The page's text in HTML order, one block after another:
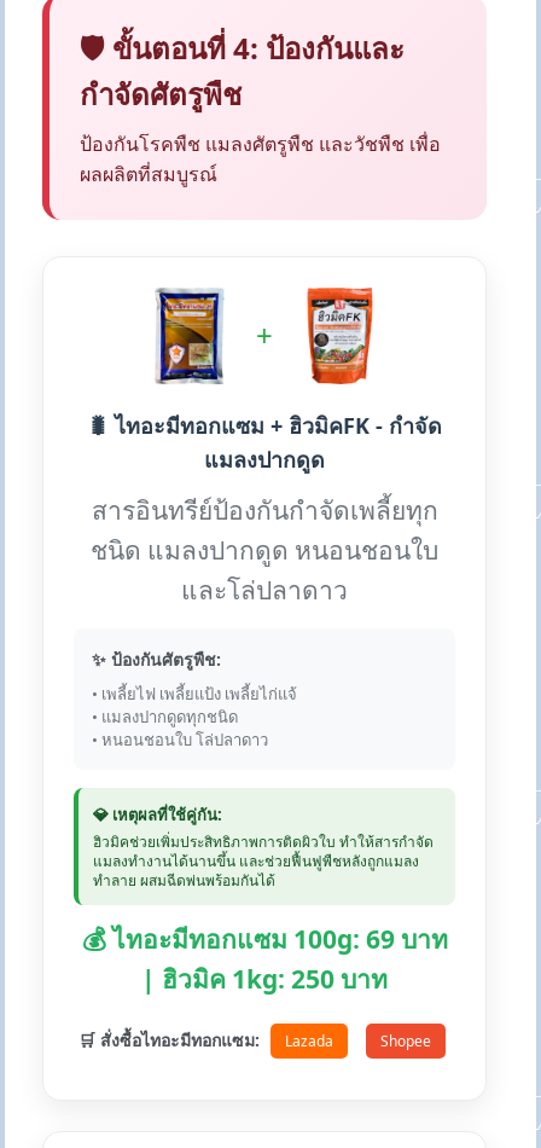
🛡️ ขั้นตอนที่ 4: ป้องกันและ
กำจัดศัตรูพืช
ป้องกันโรคพืช แมลงศัตรูพืช และวัชพืช เพื่อ
ผลผลิตที่สมบูรณ์
+
🐛 ไทอะมีทอกแซม + ฮิวมิคFK - กำจัด
แมลงปากดูด
สารอินทรีย์ป้องกันกำจัดเพลี้ยทุก
ชนิด แมลงปากดูด หนอนชอนใบ
และโล่ปลาดาว
✨ ป้องกันศัตรูพืช:
• เพลี้ยไฟ เพลี้ยแป้ง เพลี้ยไก่แจ้
• แมลงปากดูดทุกชนิด
• หนอนชอนใบ โล่ปลาดาว
💎 เหตุผลที่ใช้คู่กัน:
ฮิวมิคช่วยเพิ่มประสิทธิภาพการติดผิวใบ ทำให้สารกำจัด
แมลงทำงานได้นานขึ้น และช่วยฟื้นฟูพืชหลังถูกแมลง
ทำลาย ผสมฉีดพ่นพร้อมกันได้
💰 ไทอะมีทอกแซม 100g: 69 บาท
| ฮิวมิค 1kg: 250 บาท
🛒 สั่งซื้อไทอะมีทอกแซม: Lazada Shopee